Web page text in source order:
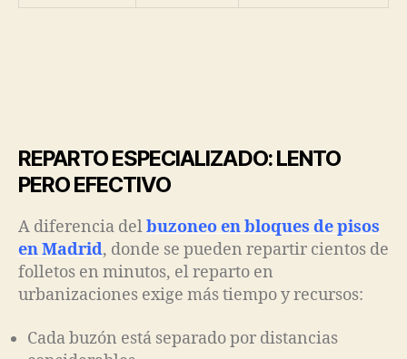
REPARTO ESPECIALIZADO: LENTO
PERO EFECTIVO
A diferencia delbuzoneo en bloques de pisos
en Madrid, donde se pueden repartir cientos de
folletos en minutos, el reparto en
urbanizaciones exige más tiempo y recursos:
Cada buzón está separado por distancias